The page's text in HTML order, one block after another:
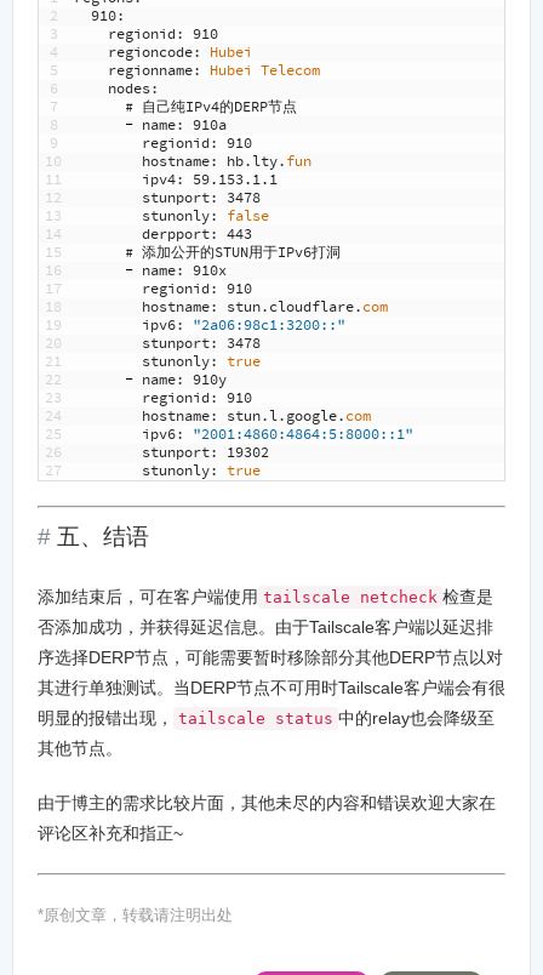
2
3
4
5
6
7
8
9
10
11
12
13
14
15
16
17
18
19
20
21
22
23
24
25
26
27
910:
regionid: 910
regioncode: Hubei
regionname: Hubei Telecom
nodes:
# 自己纯IPv4的DERP节点
- name: 910a
regionid: 910
hostname: hb.lty.fun
ipv4: 59.153.1.1
stunport: 3478
stunonly: false
derpport: 443
# 添加公开的STUN用于IPv6打洞
- name: 910x
regionid: 910
hostname: stun.cloudflare.com
ipv6: "2a06:98c1:3200::"
stunport: 3478
stunonly: true
- name: 910y
regionid: 910
hostname: stun.l.google.com
ipv6: "2001:4860:4864:5:8000::1"
stunport: 19302
stunonly: true
五、结语
添加结束后，可在客户端使用 tailscale netcheck 检查是
否添加成功，并获得延迟信息。由于Tailscale客户端以延迟排
序选择DERP节点，可能需要暂时移除部分其他DERP节点以对
其进行单独测试。当DERP节点不可用时Tailscale客户端会有很
明显的报错出现，
tailscale status 中的relay也会降级至
其他节点。
由于博主的需求比较片面，其他未尽的内容和错误欢迎大家在
评论区补充和指正~
*原创文章，转载请注明出处